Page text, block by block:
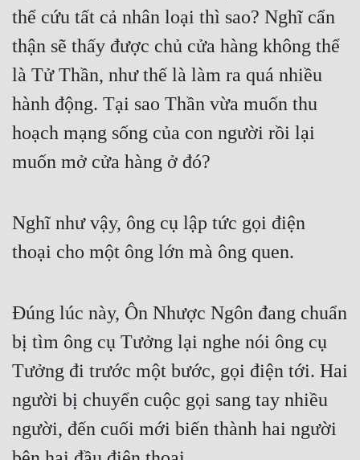
thể cứu tất cả nhân loại thì sao? Nghĩ cẩn
thận sẽ thấy được chủ cửa hàng không thể
là Tử Thần, như thế là làm ra quá nhiều
hành động. Tại sao Thần vừa muốn thu
hoạch mạng sống của con người rồi lại
muốn mở cửa hàng ở đó?
Nghĩ như vậy, ông cụ lập tức gọi điện
thoại cho một ông lớn mà ông quen.
Đúng lúc này, Ôn Nhược Ngôn đang chuẩn
bị tìm ông cụ Tưởng lại nghe nói ông cụ
Tưởng đi trước một bước, gọi điện tới. Hai
người bị chuyển cuộc gọi sang tay nhiều
người, đến cuối mới biến thành hai người